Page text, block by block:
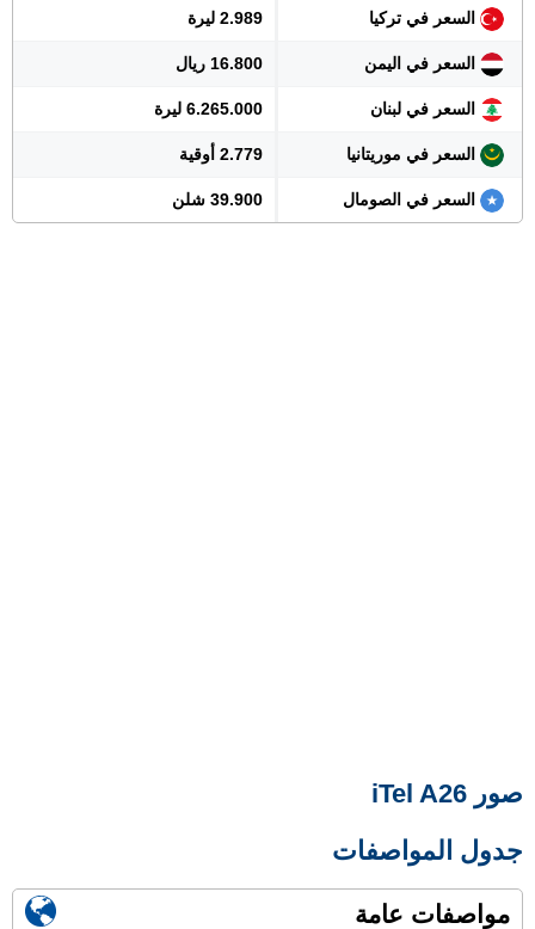
السعر في تركيا 2.989 ليرة
السعر في اليمن 16.800 ريال
السعر في لبنان 6.265.000 ليرة
السعر في موريتانيا 2.779 أوقية
السعر في الصومال 39.900 شلن
صور iTel A26
جدول المواصفات
مواصفات عامة